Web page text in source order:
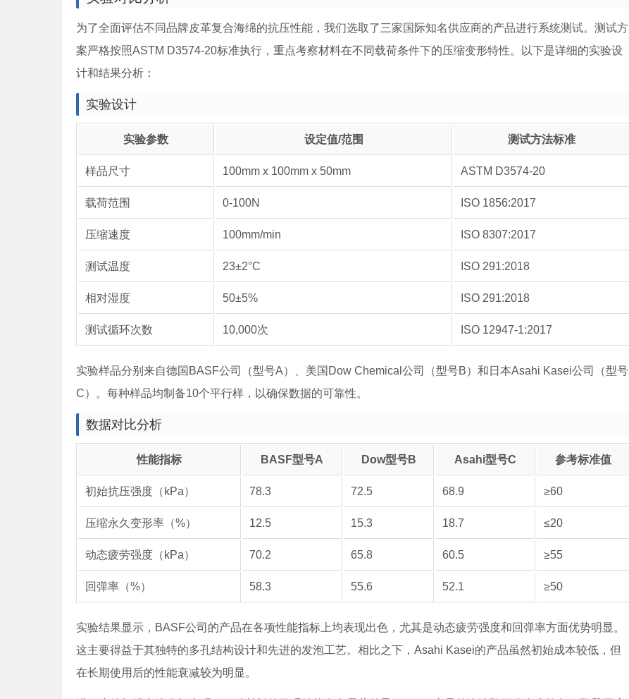
为了全面评估不同品牌皮革复合海绵的抗压性能，我们选取了三家国际知名供应商的产品进行系统测试。测试方
案严格按照ASTM D3574-20标准执行，重点考察材料在不同载荷条件下的压缩变形特性。以下是详细的实验设
计和结果分析：
实验设计
实验参数 设定值/范围 测试方法标准
样品尺寸 100mm x 100mm x 50mm ASTM D3574-20
载荷范围 0-100N ISO 1856:2017
压缩速度 100mm/min ISO 8307:2017
测试温度 23±2°C ISO 291:2018
相对湿度 50±5% ISO 291:2018
测试循环次数 10,000次 ISO 12947-1:2017
实验样品分别来自德国BASF公司（型号A）、美国Dow Chemical公司（型号B）和日本Asahi Kasei公司（型号
C）。每种样品均制备10个平行样，以确保数据的可靠性。
数据对比分析
性能指标 BASF型号A Dow型号B Asahi型号C 参考标准值
初始抗压强度（kPa） 78.3 72.5 68.9 ≥60
压缩永久变形率（%） 12.5 15.3 18.7 ≤20
动态疲劳强度（kPa） 70.2 65.8 60.5 ≥55
回弹率（%） 58.3 55.6 52.1 ≥50
实验结果显示，BASF公司的产品在各项性能指标上均表现出色，尤其是动态疲劳强度和回弹率方面优势明显。
这主要得益于其独特的多孔结构设计和先进的发泡工艺。相比之下，Asahi Kasei的产品虽然初始成本较低，但
在长期使用后的性能衰减较为明显。